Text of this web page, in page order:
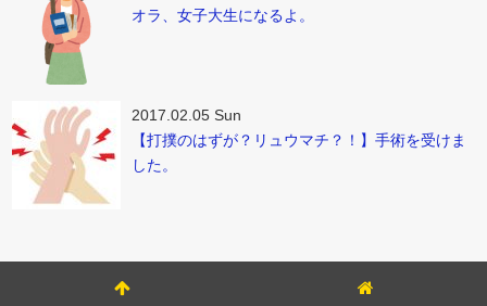
オラ、女子大生になるよ。
2017.02.05 Sun
【打撲のはずが？リュウマチ？！】手術を受けま
した。